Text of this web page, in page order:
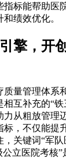
指标能帮助医
绩效优化。
擎，开
质量管理体系
互补充的“
力从粗放管理
标，不仅能提
关键词“军队
立医院考核”